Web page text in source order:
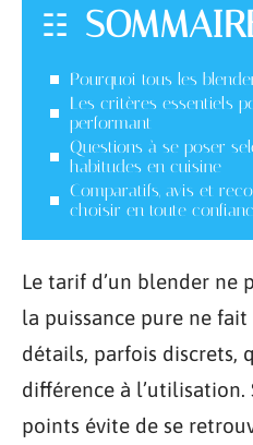
Pourquoi tous les
Les critères essentiels
performant
Questions à se poser
habitudes en cuisine
Comparatifs, avis et
choisir en toute
Le tarif d’un blender ne
la puissance pure ne
détails, parfois discrets,
différence à l’utilisation.
points évite de se